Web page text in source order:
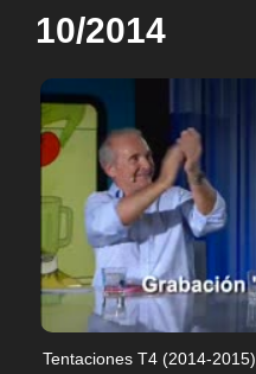
10/2014
Tentaciones T4 (2014-2015)